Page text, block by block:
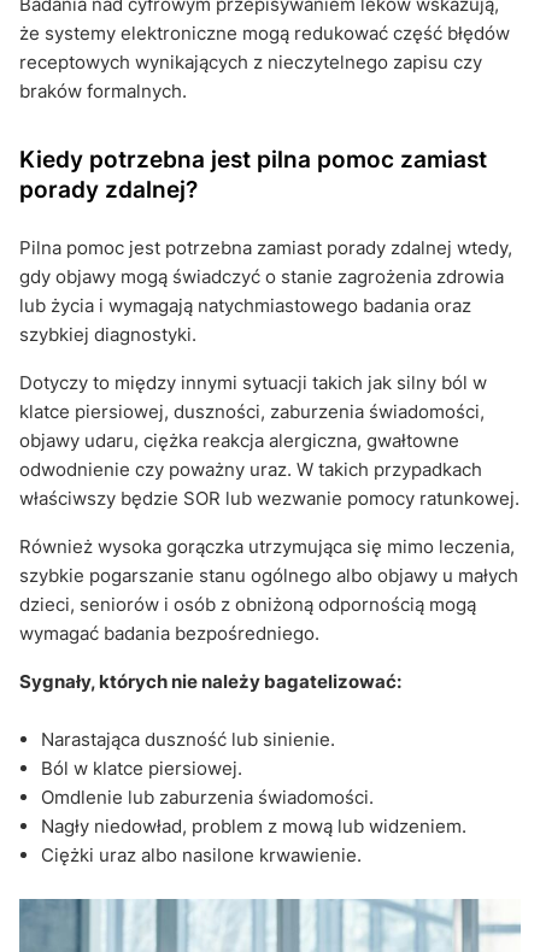
że systemy elektroniczne mogą redukować część błędów
receptowych wynikających z nieczytelnego zapisu czy
braków formalnych.
Kiedy potrzebna jest pilna pomoc zamiast
porady zdalnej?
Pilna pomoc jest potrzebna zamiast porady zdalnej wtedy,
gdy objawy mogą świadczyć o stanie zagrożenia zdrowia
lub życia i wymagają natychmiastowego badania oraz
szybkiej diagnostyki.
Dotyczy to między innymi sytuacji takich jak silny ból w
klatce piersiowej, duszności, zaburzenia świadomości,
objawy udaru, ciężka reakcja alergiczna, gwałtowne
odwodnienie czy poważny uraz. W takich przypadkach
właściwszy będzie SOR lub wezwanie pomocy ratunkowej.
Również wysoka gorączka utrzymująca się mimo leczenia,
szybkie pogarszanie stanu ogólnego albo objawy u małych
dzieci, seniorów i osób z obniżoną odpornością mogą
wymagać badania bezpośredniego.
Sygnały, których nie należy bagatelizować:
Narastająca duszność lub sinienie.
Ból w klatce piersiowej.
Omdlenie lub zaburzenia świadomości.
Nagły niedowład, problem z mową lub widzeniem.
Ciężki uraz albo nasilone krwawienie.